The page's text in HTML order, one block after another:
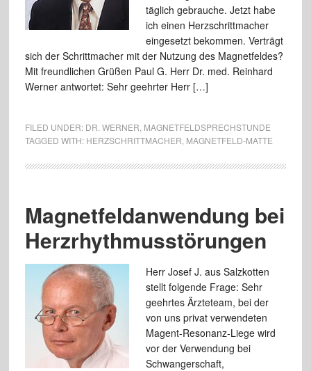
täglich gebrauche. Jetzt habe
ich einen Herzschrittmacher
eingesetzt bekommen. Verträgt
sich der Schrittmacher mit der Nutzung des Magnetfeldes?
Mit freundlichen Grüßen Paul G. Herr Dr. med. Reinhard
Werner antwortet: Sehr geehrter Herr […]
FILED UNDER: DR. WERNER MAGNETFELDSPRECHSTUNDE
TAGGED WITH: HERZSCHRITTMACHER MAGNETFELD-MATTE
Magnetfeldanwendung bei
Herzrhythmusstörungen
Herr Josef J. aus Salzkotten
stellt folgende Frage: Sehr
geehrtes Ärzteteam, bei der
von uns privat verwendeten
Magent-Resonanz-Liege wird
vor der Verwendung bei
Schwangerschaft,